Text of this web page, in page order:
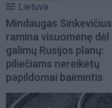
Lietuva
Mindaugas Sinkevičius
ramina visuomenę dėl
galimų Rusijos planų:
piliečiams nereikėtų
papildomai baimintis